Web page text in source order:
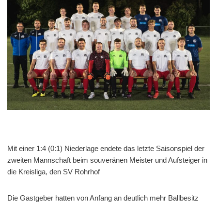
Mit einer 1:4 (0:1) Niederlage endete das letzte Saisonspiel der
zweiten Mannschaft beim souveränen Meister und Aufsteiger in
die Kreisliga, den SV Rohrhof
Die Gastgeber hatten von Anfang an deutlich mehr Ballbesitz